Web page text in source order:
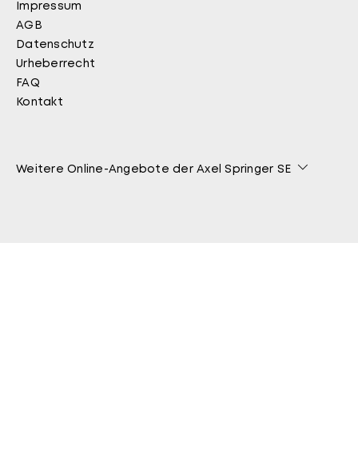
Fußbereich
Impressum
AGB
Datenschutz
Urheberrecht
FAQ
Kontakt
Weitere Online-Angebote der Axel Springer SE